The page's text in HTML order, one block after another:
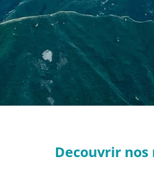
Decouvrir nos